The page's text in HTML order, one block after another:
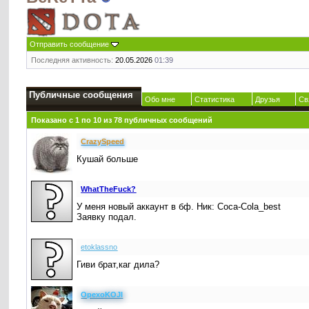
Отправить сообщение
Последняя активность: 20.05.202601:39
Публичные сообщения Обо мне Статистика Друзья
Показано с 1 по10 из78 публичных сообщений
CrаzySpeed
Кушай больше
WhatTheFuck?
У меня новый аккаунт в бф. Ник: Coca-Cola_best
Заявку подал.
etoklassno
Гиви брат,каг дила?
OpexoKOJI